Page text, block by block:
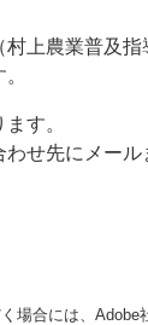
上農業普及
す。
せ先にメー
場合には、Adobe